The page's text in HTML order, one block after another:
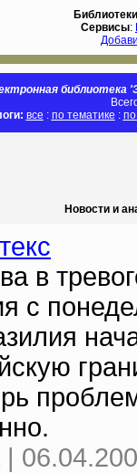
Библиотеки
Сервисы:
библиотека
все : по тематике :
Новости и
в
с
|